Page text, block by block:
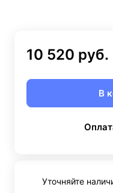
10 520 руб.
В
Уточняйте